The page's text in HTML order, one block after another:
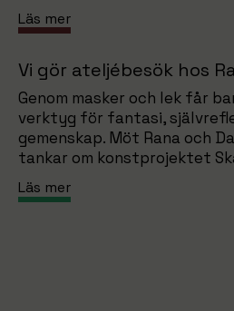
Läs mer
Vi gör ateljébesök hos
Genom masker och lek får
verktyg för fantasi,
gemenskap. Möt Rana och
tankar om konstprojektet
Läs mer